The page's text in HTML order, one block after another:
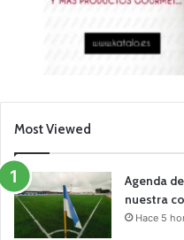
Most Viewed
Agenda
nuestra
Hace 5